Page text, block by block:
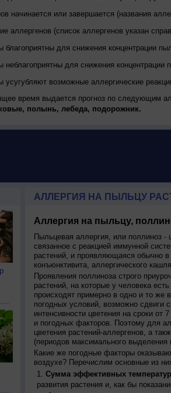
начинается или завершается (названия
аллергенов (список аллергенов указан
благоприятны для снижения концентрации
неблагоприятны для снижения концентрации
усугубляют возможные аллергические
время выдается прогноз по следующим
полынь, лебеда, подорожник.
АЛЛЕРГИЯ НА ПЫЛЬЦУ
Аллергия на пыльцу,
Пыльцевая аллергия, или поллиноз -
связанное с реакцией иммунной
растений, и проявляющаяся обычно
конъюнктивита, аллергического
Проявления поллиноза строго
растений, на которые у человека
происходят примерно в одно и то же
погодных условий, возможно сдвиги
интенсивности цветения на сроки от
и погодных факторов. Поэтому для
цветения растений-аллергенов, а
(периодов максимального
Какие же погодные факторы
воздухе? Перечислим основные из
Сумма эффективных
развития растения и, как бы